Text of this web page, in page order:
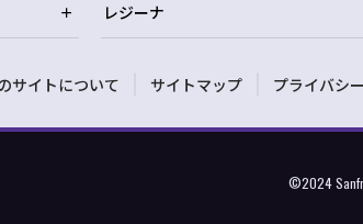
レジーナ
サイトについて サイトマップ プライバシ
©2024